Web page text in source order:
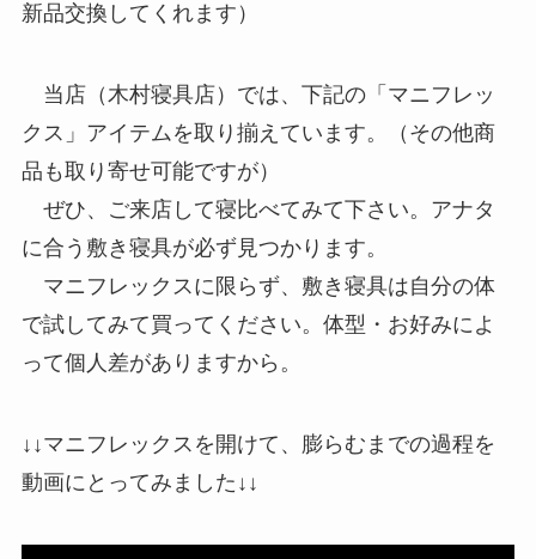
新品交換してくれます）
当店（木村寝具店）では、下記の「マニフレッ
クス」アイテムを取り揃えています。（その他商
品も取り寄せ可能ですが）
ぜひ、ご来店して寝比べてみて下さい。アナタ
に合う敷き寝具が必ず見つかります。
マニフレックスに限らず、敷き寝具は自分の体
で試してみて買ってください。体型・お好みによ
って個人差がありますから。
↓↓マニフレックスを開けて、膨らむまでの過程を
動画にとってみました↓↓